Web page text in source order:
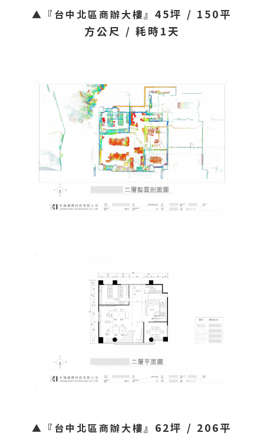
▲『台中北區商辦大樓』 45坪 / 150平
方公尺 / 耗時1天
▲『台中北區商辦大樓』 62坪 / 206平